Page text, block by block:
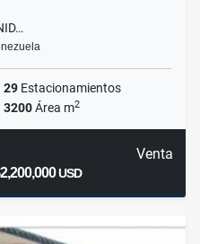
29 Estacionamientos
3200Área m2
Venta
USD